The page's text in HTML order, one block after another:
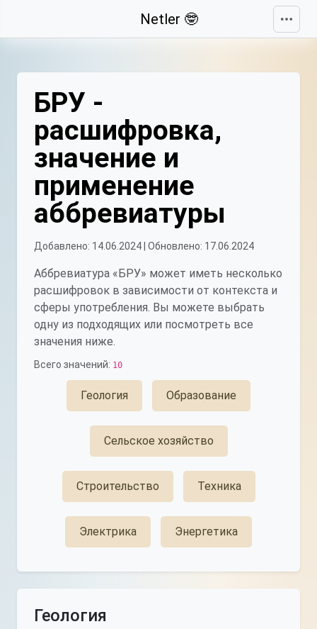
Netler 🤓
БРУ -
расшифровка,
значение и
применение
аббревиатуры
Добавлено: 14.06.2024 | Обновлено: 17.06.2024
Аббревиатура «БРУ» может иметь несколько
расшифровок в зависимости от контекста и
сферы употребления. Вы можете выбрать
одну из подходящих или посмотреть все
значения ниже.
Всего значений: 10
Геология Образование
Сельское хозяйство
Строительство Техника
Электрика Энергетика
Геология